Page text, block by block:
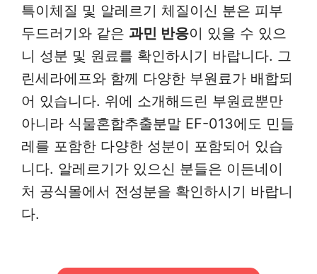
특이체질 및 알레르기 체질이신 분은 피부
두드러기와 같은 과민 반응이 있을 수 있으
니 성분 및 원료를 확인하시기 바랍니다. 그
린세라에프와 함께 다양한 부원료가 배합되
어 있습니다. 위에 소개해드린 부원료뿐만
아니라 식물혼합추출분말 EF-013에도 민들
레를 포함한 다양한 성분이 포함되어 있습
니다. 알레르기가 있으신 분들은 이든네이
처 공식몰에서 전성분을 확인하시기 바랍니
다.